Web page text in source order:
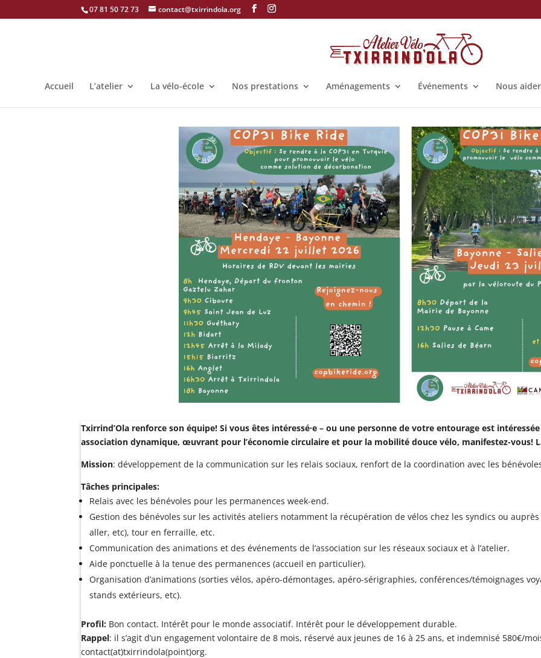
07 81 50 72 73 contact@txirrindola.org
Accueil L’atelier La vélo-école Nos prestations Aménagements Événements Nous aider
Txirrind’Ola renforce son équipe! Si vous êtes intéressé·e – ou une personne de votre entourage est
association dynamique, œuvrant pour l’économie circulaire et pour la mobilité douce vélo, manifestez-vous!
Mission: développement de la communication sur les relais sociaux, renfort de la coordination avec les
Tâches principales:
Relais avec les bénévoles pour les permanences week-end.
Gestion des bénévoles sur les activités ateliers notamment la récupération de vélos chez les syndics ou
aller, etc), tour en ferraille, etc.
Communication des animations et des événements de l’association sur les réseaux sociaux et à l’atelier.
Aide ponctuelle à la tenue des permanences (accueil en particulier).
Organisation d’animations (sorties vélos, apéro-démontages, apéro-sérigraphies, conférences/témoignages
stands extérieurs, etc).
Profil: Bon contact. Intérêt pour le monde associatif. Intérêt pour le développement durable.
Rappel: il s’agit d’un engagement volontaire de 8 mois, réservé aux jeunes de 16 à 25 ans, et indemnisé 580€/
contact(at)txirrindola(point)org.